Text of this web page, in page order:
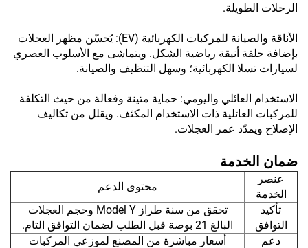
الرحلات الطويلة.
الأناقة والصيانة للمركبات الكهربائية (EV): يُحسّن مظهر العجلات
بإضافة حلقة أنيقة رياضية الشكل. ويتماشى مع الأسلوب العصري
لسيارات تسلا الكهربائية؛ وسهل التنظيف والصيانة.
الاستخدام العائلي واليومي: حماية متينة وفعالة من حيث التكلفة
للمركبات العائلية ذات الاستخدام المكثف. ويقلل من تكاليف
الإصلاح ويمدّد عمر العجلات.
ضمان الخدمة
عنصر
الخدمة
محتوى الدعم
تأكيد
التوافق
تحقق من سنة طراز Model Y وحجم العجلات
البالغ 21 بوصة قبل الطلب لضمان التوافق التام.
دعم
أسعار مباشرة من المصنع لموزعي المركبات